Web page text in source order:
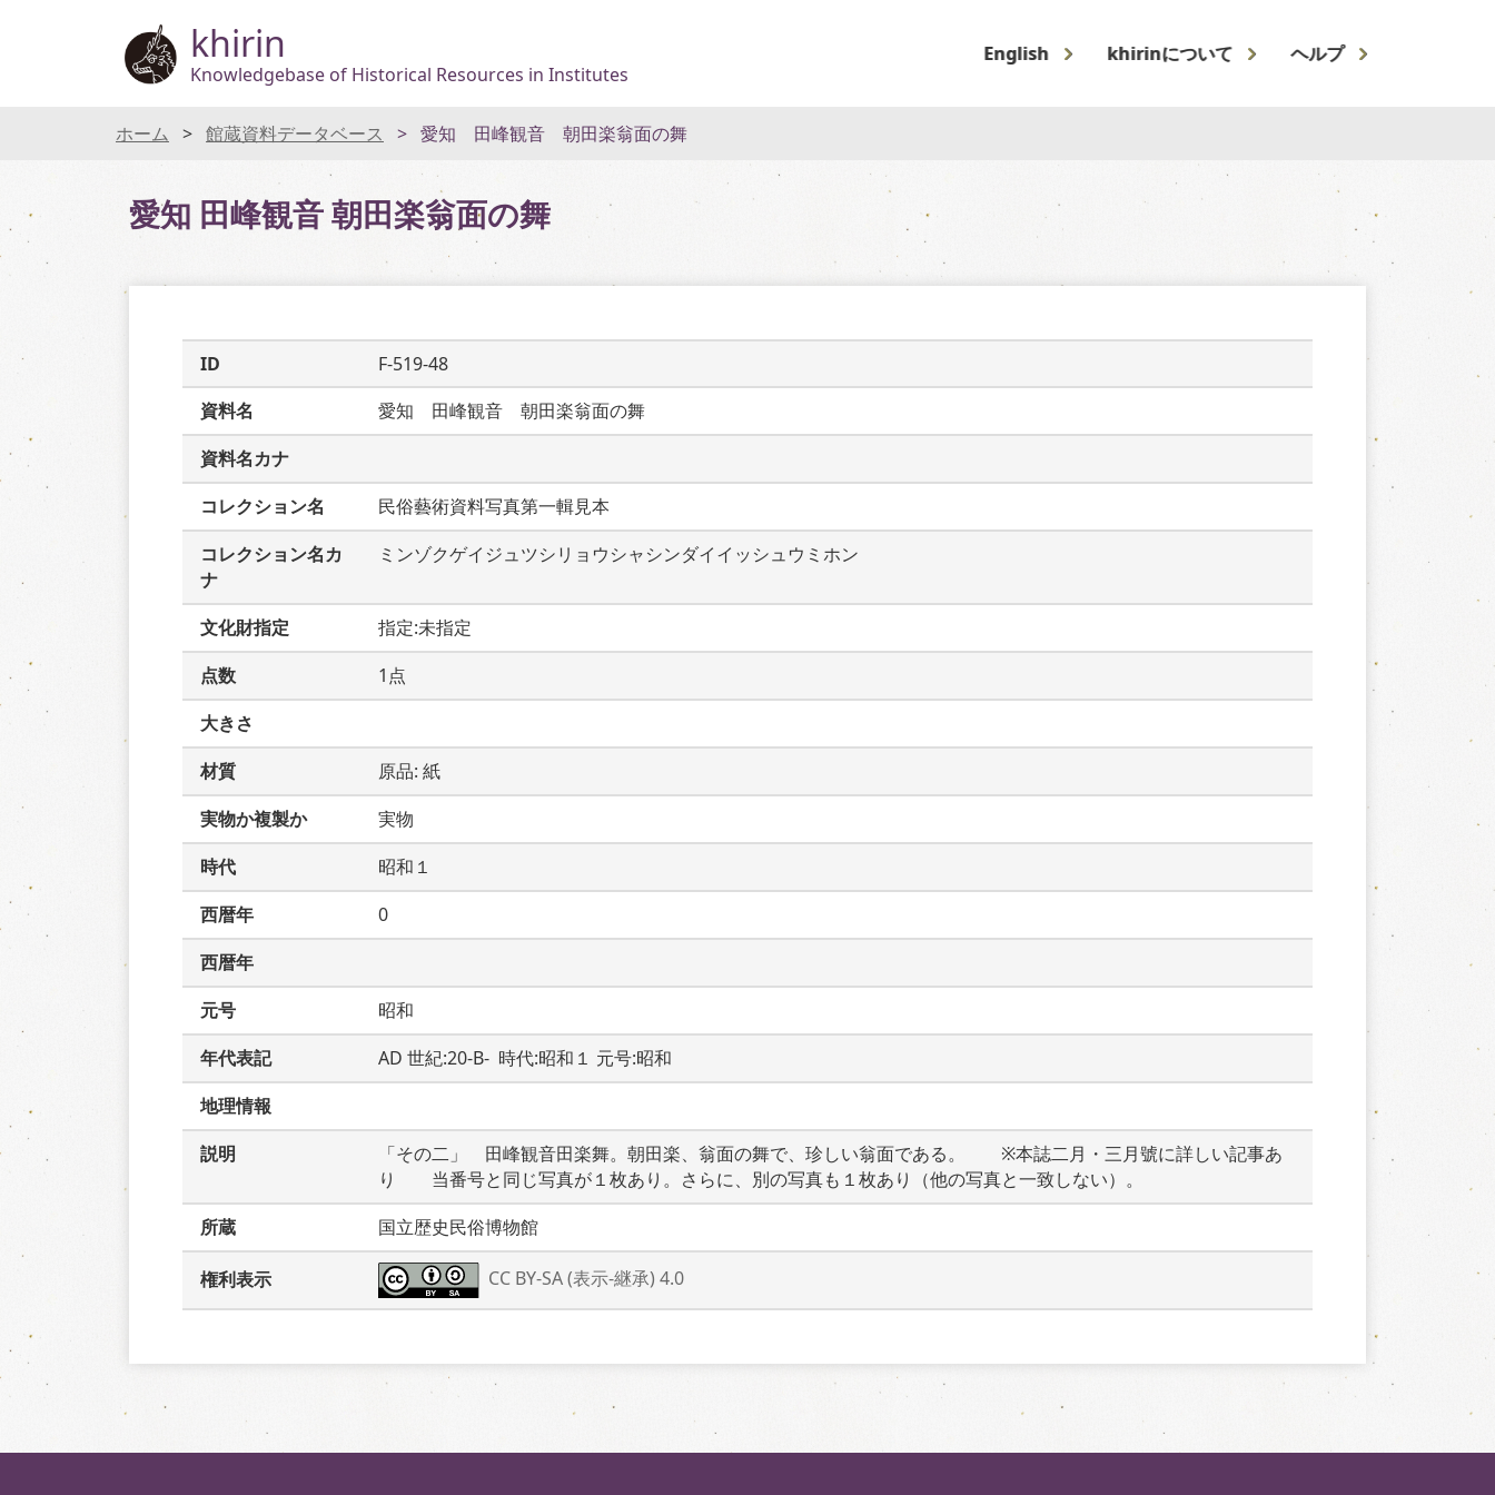
khirin
Knowledgebase of Historical Resources in Institutes
English khirinについて ヘルプ
ホーム 館蔵資料データベース 愛知 田峰観音 朝田楽翁面の舞
愛知 田峰観音 朝田楽翁面の舞
ID
F-519-48
資料名
愛知　田峰観音　朝田楽翁面の舞
資料名カナ
コレクション名
民俗藝術資料写真第一輯見本
コレクション名カ
ナ
ミンゾクゲイジュツシリョウシャシンダイイッシュウミホン
文化財指定
指定:未指定
点数
1点
大きさ
材質
原品: 紙
実物か複製か
実物
時代
昭和１
西暦年
0
西暦年
元号
昭和
年代表記
AD 世紀:20-B-  時代:昭和１ 元号:昭和
地理情報
説明
「その二」　田峰観音田楽舞。朝田楽、翁面の舞で、珍しい翁面である。　　※本誌二月・三月號に詳しい記事あ
り　　当番号と同じ写真が１枚あり。さらに、別の写真も１枚あり（他の写真と一致しない）。
所蔵
国立歴史民俗博物館
権利表示 CC BY-SA (表示-継承) 4.0